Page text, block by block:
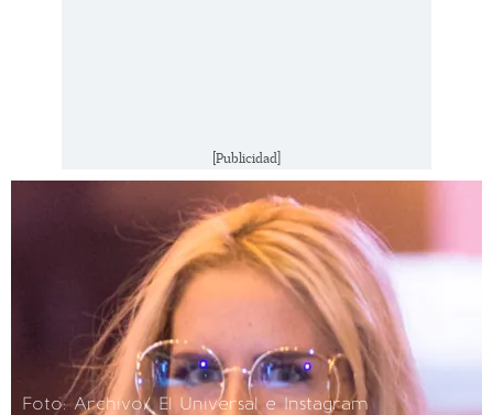
[Publicidad]
Foto: Archivo/ El Universal e Instagram